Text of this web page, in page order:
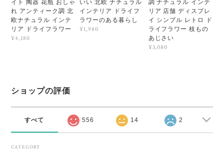
イト 陶器 花瓶 おしゃ
れ アンティーク調 北
欧ナチュラル インテ
リア ドライフラワー
¥4,180
いい 北欧 ナチュラル
インテリア ドライフ
ラワーのある暮らし
¥1,980
調 ナチュラル インテ
リア 店舗 ディスプレ
イ シンプル レトロ ド
ライフラワー 枝もの
あじさい
¥3,080
ショップの評価
すべて 556 14 2
CATEGORY